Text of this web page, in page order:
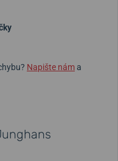
Napište náma